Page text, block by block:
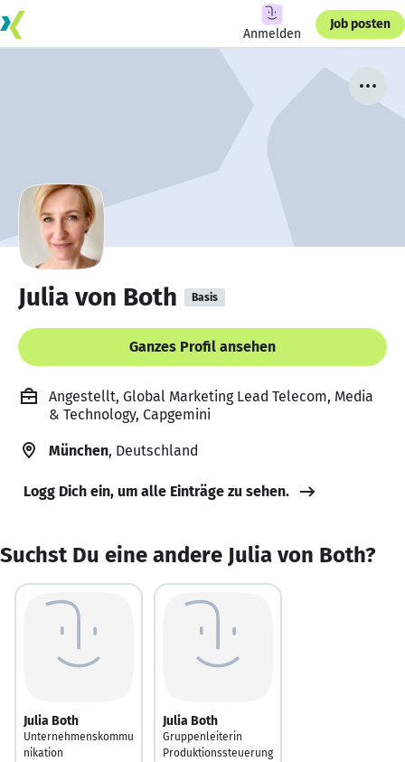
Anmelden
Job posten
Julia von Both Basis
Ganzes Profil ansehen
Angestellt, Global Marketing Lead Telecom, Media
& Technology, Capgemini
München, Deutschland
Logg Dich ein, um alle Einträge zu sehen.
Suchst Du eine andere Julia von Both?
Julia Both
Unternehmenskommu
nikation
Julia Both
Gruppenleiterin
Produktionssteuerung